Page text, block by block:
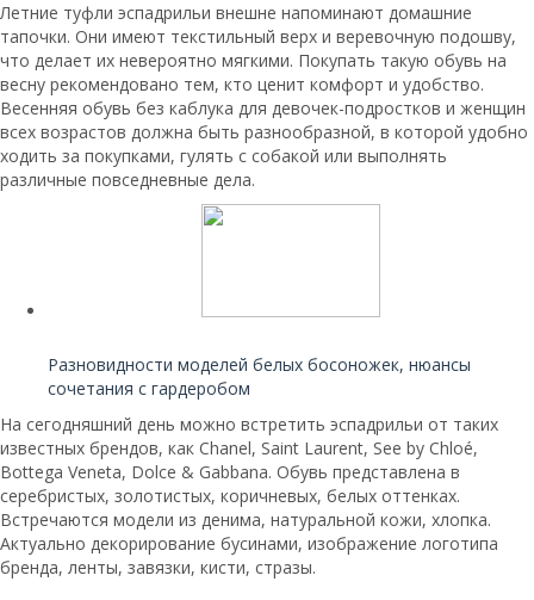
Летние туфли эспадрильи внешне напоминают домашние
тапочки. Они имеют текстильный верх и веревочную подошву,
что делает их невероятно мягкими. Покупать такую обувь на
весну рекомендовано тем, кто ценит комфорт и удобство.
Весенняя обувь без каблука для девочек-подростков и женщин
всех возрастов должна быть разнообразной, в которой удобно
ходить за покупками, гулять с собакой или выполнять
различные повседневные дела.
Разновидности моделей белых босоножек, нюансы
сочетания с гардеробом
На сегодняшний день можно встретить эспадрильи от таких
известных брендов, как Chanel, Saint Laurent, See by Chloé,
Bottega Veneta, Dolce & Gabbana. Обувь представлена в
серебристых, золотистых, коричневых, белых оттенках.
Встречаются модели из денима, натуральной кожи, хлопка.
Актуально декорирование бусинами, изображение логотипа
бренда, ленты, завязки, кисти, стразы.